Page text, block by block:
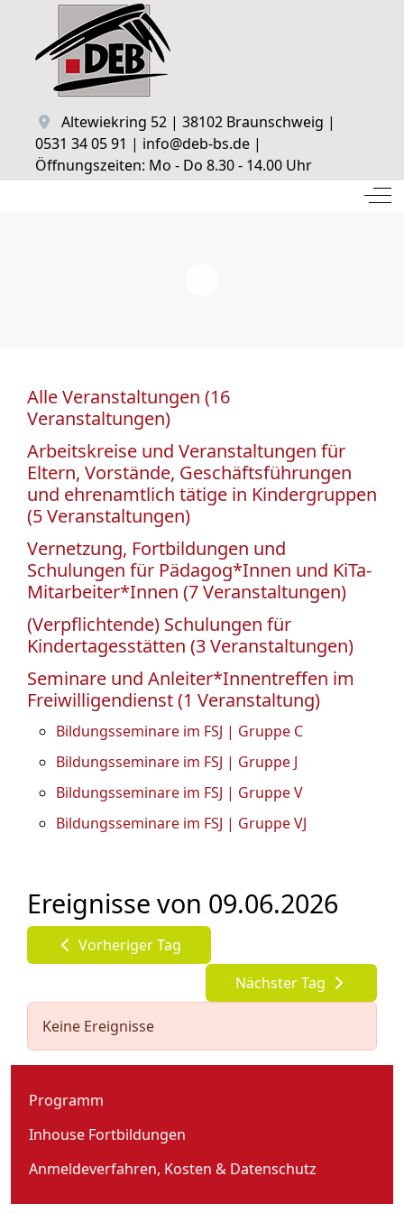
Altewiekring 52 | 38102 Braunschweig |
0531 34 05 91 | info@deb-bs.de |
Öffnungszeiten: Mo - Do 8.30 - 14.00 Uhr
Alle Veranstaltungen (16
Veranstaltungen)
Arbeitskreise und Veranstaltungen für
Eltern, Vorstände, Geschäftsführungen
und ehrenamtlich tätige in Kindergruppen
(5 Veranstaltungen)
Vernetzung, Fortbildungen und
Schulungen für Pädagog*Innen und KiTa-
Mitarbeiter*Innen (7 Veranstaltungen)
(Verpflichtende) Schulungen für
Kindertagesstätten (3 Veranstaltungen)
Seminare und Anleiter*Innentreffen im
Freiwilligendienst (1 Veranstaltung)
Bildungsseminare im FSJ | Gruppe C
Bildungsseminare im FSJ | Gruppe J
Bildungsseminare im FSJ | Gruppe V
Bildungsseminare im FSJ | Gruppe VJ
Ereignisse von 09.06.2026
Vorheriger Tag
Nächster Tag
Keine Ereignisse
Programm
Inhouse Fortbildungen
Anmeldeverfahren, Kosten & Datenschutz